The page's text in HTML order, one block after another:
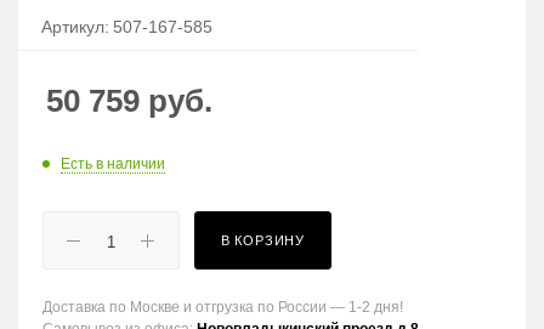
Артикул: 507-167-585
50 759 руб.
Есть в наличии
В КОРЗИНУ
Доставка по Москве и отгрузка по России — 1-2 дня!